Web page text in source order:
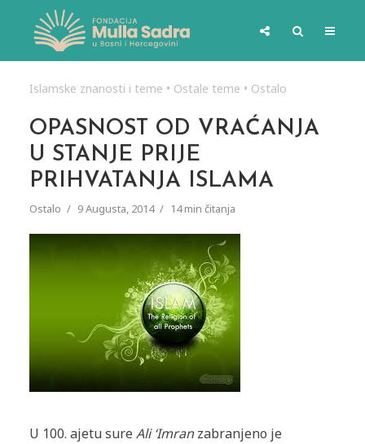
Islamske znanosti i teme • Ostale teme • Ostalo
OPASNOST OD VRAĆANJA
U STANJE PRIJE
PRIHVATANJA ISLAMA
Ostalo 9 Augusta, 2014 14 min čitanja
U 100. ajetu sure Ali ‘Imran zabranjeno je